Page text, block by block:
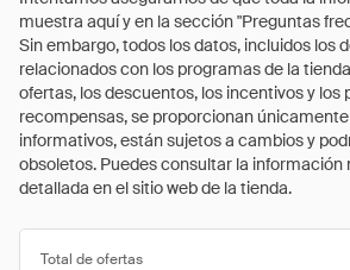
muestra aquí y en la sección "Preguntas
Sin embargo, todos los datos, incluidos los
relacionados con los programas de la
ofertas, los descuentos, los incentivos y los
recompensas, se proporcionan
informativos, están sujetos a cambios y
obsoletos. Puedes consultar la información
detallada en el sitio web de la tienda.
Total de ofertas